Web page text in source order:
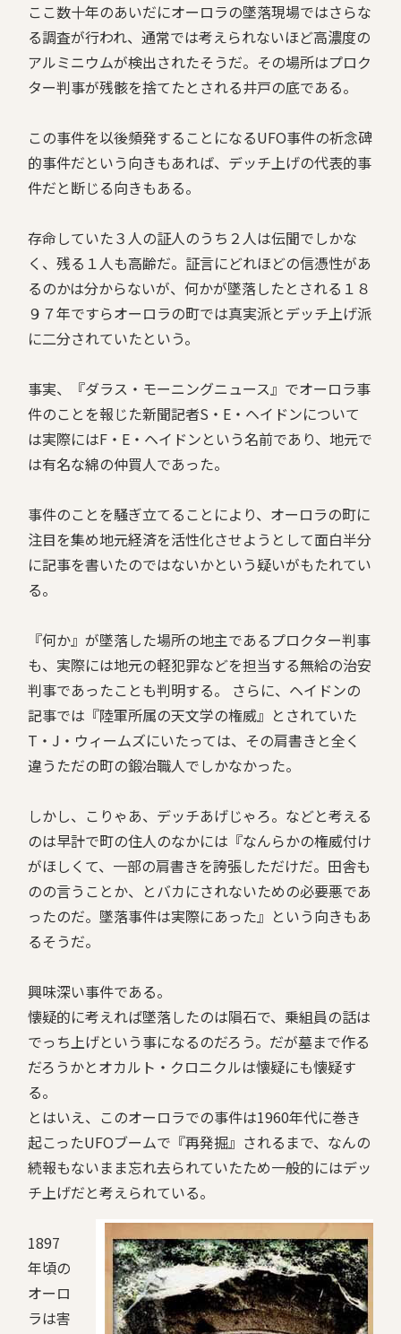
ここ数十年のあいだにオーロラの墜落現場ではさらな
る調査が行われ、通常では考えられないほど高濃度の
アルミニウムが検出されたそうだ。その場所はプロク
ター判事が残骸を捨てたとされる井戸の底である。
この事件を以後頻発することになるUFO事件の祈念碑
的事件だという向きもあれば、デッチ上げの代表的事
件だと断じる向きもある。
存命していた３人の証人のうち２人は伝聞でしかな
く、残る１人も高齢だ。証言にどれほどの信憑性があ
るのかは分からないが、何かが墜落したとされる１８
９７年ですらオーロラの町では真実派とデッチ上げ派
に二分されていたという。
事実、『ダラス・モーニングニュース』でオーロラ事
件のことを報じた新聞記者S・E・ヘイドンについて
は実際にはF・E・ヘイドンという名前であり、地元で
は有名な綿の仲買人であった。
事件のことを騒ぎ立てることにより、オーロラの町に
注目を集め地元経済を活性化させようとして面白半分
に記事を書いたのではないかという疑いがもたれてい
る。
『何か』が墜落した場所の地主であるプロクター判事
も、実際には地元の軽犯罪などを担当する無給の治安
判事であったことも判明する。 さらに、ヘイドンの
記事では『陸軍所属の天文学の権威』とされていた
T・J・ウィームズにいたっては、その肩書きと全く
違うただの町の鍛冶職人でしかなかった。
しかし、こりゃあ、デッチあげじゃろ。などと考える
のは早計で町の住人のなかには『なんらかの権威付け
がほしくて、一部の肩書きを誇張しただけだ。田舎も
のの言うことか、とバカにされないための必要悪であ
ったのだ。墜落事件は実際にあった』という向きもあ
るそうだ。
興味深い事件である。
懐疑的に考えれば墜落したのは隕石で、乗組員の話は
でっち上げという事になるのだろう。だが墓まで作る
だろうかとオカルト・クロニクルは懐疑にも懐疑す
る。
とはいえ、このオーロラでの事件は1960年代に巻き
起こったUFOブームで『再発掘』されるまで、なんの
続報もないまま忘れ去られていたため一般的にはデッ
チ上げだと考えられている。
1897
年頃の
オーロ
ラは害